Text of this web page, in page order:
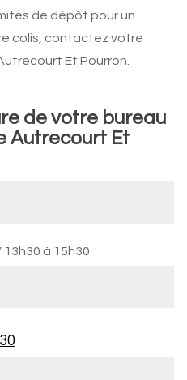
de dépôt pour un
colis, contactez votre
Et Pourron.
de votre bureau
Autrecourt Et
13h30 à 15h30